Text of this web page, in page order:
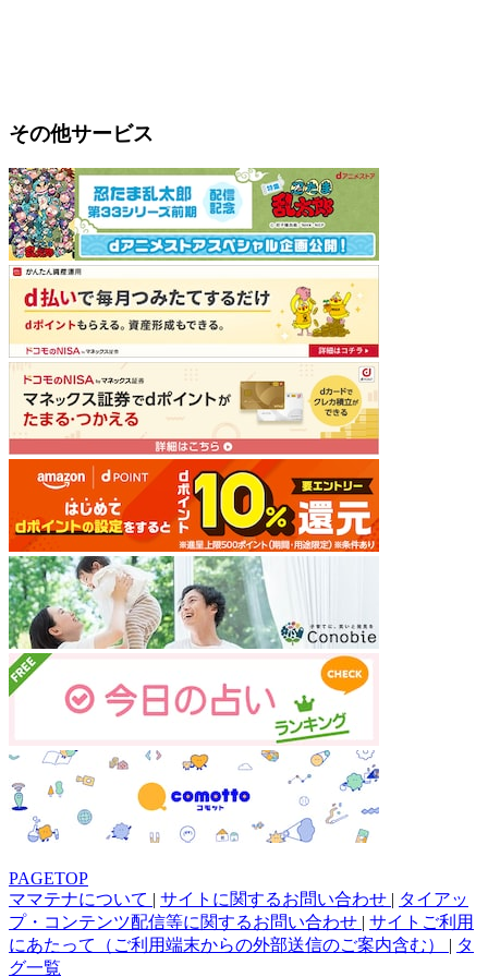
その他サービス
PAGETOP
ママテナについて | サイトに関するお問い合わせ | タイアッ
プ・コンテンツ配信等に関するお問い合わせ | サイトご利用
にあたって（ご利用端末からの外部送信のご案内含む） | タ
グ一覧